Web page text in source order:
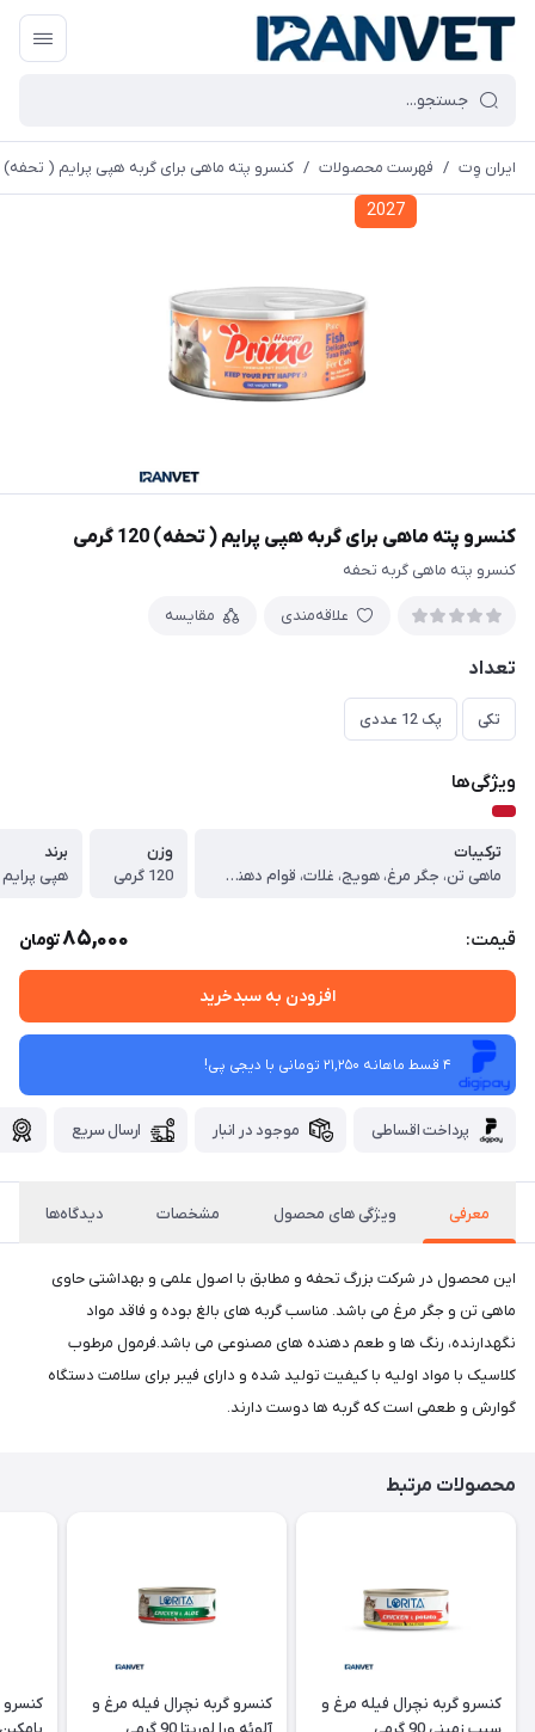
ایران وِت / فهرست محصولات / کنسرو پته ماهی برای گربه هپی پرایم ( تحفه) 120 گرمی
2027
کنسرو پته ماهی برای گربه هپی پرایم ( تحفه) 120 گرمی
کنسرو پته ماهی گربه تحفه
علاقه‌مندی مقایسه
تعداد
تکی پک 12 عددی
ویژگی‌ها
ترکیبات
ماهی تن، جگر مرغ، هویج، غلات، قوام دهنده طبیعی
وزن
120 گرمی
برند
هپی پرایم
قیمت: 85,000تومان
افزودن به سبدخرید
4 قسط ماهانه 21,250 تومانی با دیجی ‌پی!
پرداخت اقساطی موجود در انبار ارسال سریع
معرفی ویژگی های محصول مشخصات دیدگاه‌ها
این محصول در شرکت بزرگ تحفه و مطابق با اصول علمی و بهداشتی حاوی
ماهی تن و جگر مرغ می باشد. مناسب گربه های بالغ بوده و فاقد مواد
نگهدارنده، رنگ ها و طعم دهنده های مصنوعی می باشد.فرمول مرطوب
کلاسیک با مواد اولیه با کیفیت تولید شده و دارای فیبر برای سلامت دستگاه
گوارش و طعمی است که گربه ها دوست دارند.
محصولات مرتبط
کنسرو گربه نچرال فیله مرغ و
کنسرو گربه نچرال فیله مرغ و
کنسرو